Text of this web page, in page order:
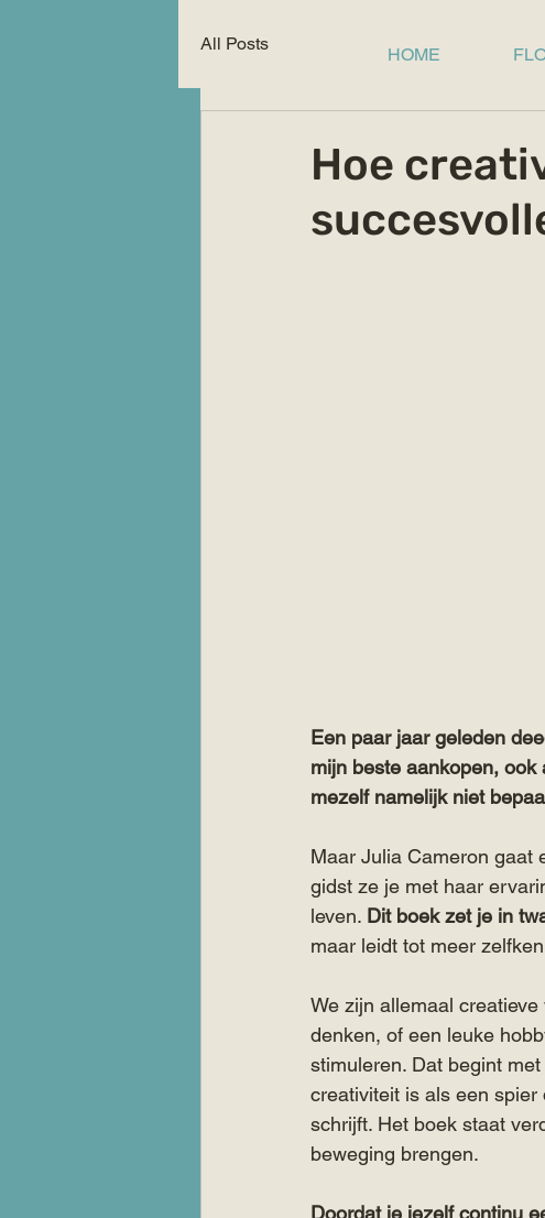
All Posts
Hoe
Een paar jaar geleden
mijn beste aankopen,
mezelf namelijk niet
Maar Julia Cameron gaat
gidst ze je met haar
leven. Dit boek zet je in
maar leidt tot meer
We zijn allemaal
denken, of een leuke
stimuleren. Dat begint
creativiteit is als een
schrijft. Het boek staat
beweging brengen.
Doordat je jezelf continu
HOME